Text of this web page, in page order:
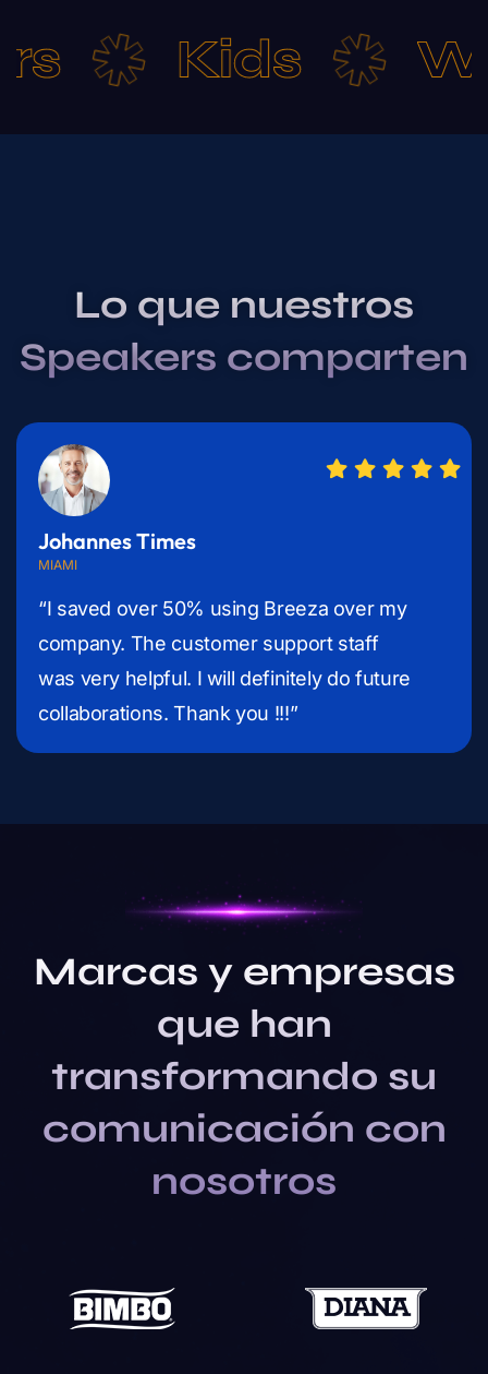
Kids
Lo que nuestros
Speakers comparten
Johannes Times
MIAMI
“I saved over 50% using Breeza over my
company. The customer support staff
was very helpful. I will definitely do future
collaborations. Thank you !!!”
Marcas y empresas
que han
transformando su
comunicación con
nosotros